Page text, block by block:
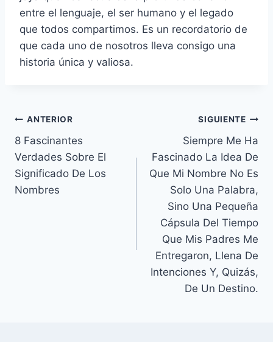
entre el lenguaje, el ser humano y el legado
que todos compartimos. Es un recordatorio de
que cada uno de nosotros lleva consigo una
historia única y valiosa.
Navegación
de
entradas
ANTERIOR
8 Fascinantes
Verdades Sobre El
Significado De Los
Nombres
SIGUIENTE
Siempre Me Ha
Fascinado La Idea De
Que Mi Nombre No Es
Solo Una Palabra,
Sino Una Pequeña
Cápsula Del Tiempo
Que Mis Padres Me
Entregaron, Llena De
Intenciones Y, Quizás,
De Un Destino.